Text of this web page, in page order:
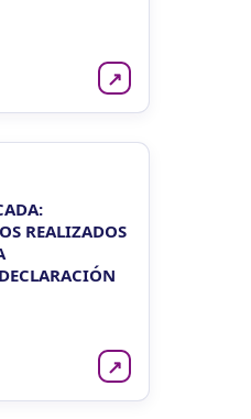
↗
REALIZADOS
↗